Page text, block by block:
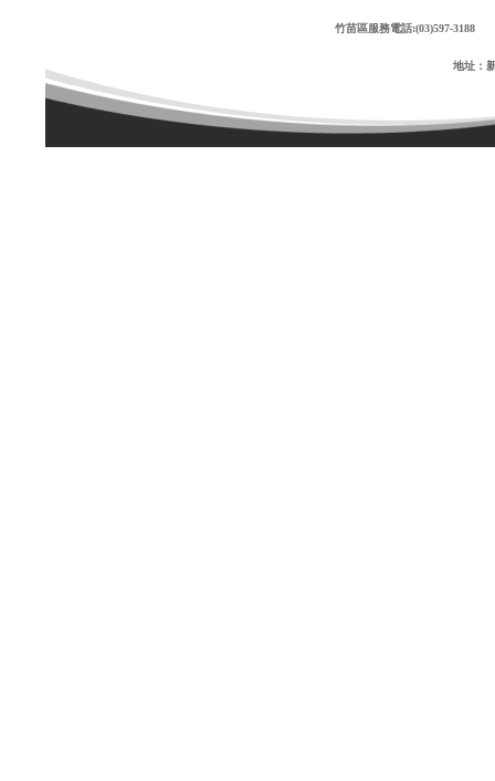
竹苗區服務電話:(03)597-3188
地址：